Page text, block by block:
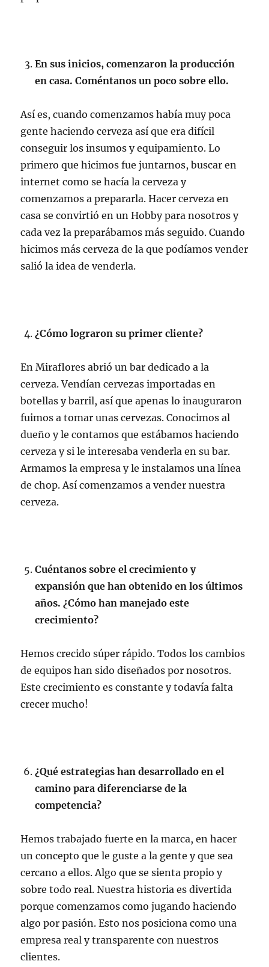
En sus inicios, comenzaron la producción
en casa. Coméntanos un poco sobre ello.
Así es, cuando comenzamos había muy poca
gente haciendo cerveza así que era difícil
conseguir los insumos y equipamiento. Lo
primero que hicimos fue juntarnos, buscar en
internet como se hacía la cerveza y
comenzamos a prepararla. Hacer cerveza en
casa se convirtió en un Hobby para nosotros y
cada vez la preparábamos más seguido. Cuando
hicimos más cerveza de la que podíamos vender
salió la idea de venderla.
¿Cómo lograron su primer cliente?
En Miraflores abrió un bar dedicado a la
cerveza. Vendían cervezas importadas en
botellas y barril, así que apenas lo inauguraron
fuimos a tomar unas cervezas. Conocimos al
dueño y le contamos que estábamos haciendo
cerveza y si le interesaba venderla en su bar.
Armamos la empresa y le instalamos una línea
de chop. Así comenzamos a vender nuestra
cerveza.
Cuéntanos sobre el crecimiento y
expansión que han obtenido en los últimos
años. ¿Cómo han manejado este
crecimiento?
Hemos crecido súper rápido. Todos los cambios
de equipos han sido diseñados por nosotros.
Este crecimiento es constante y todavía falta
crecer mucho!
¿Qué estrategias han desarrollado en el
camino para diferenciarse de la
competencia?
Hemos trabajado fuerte en la marca, en hacer
un concepto que le guste a la gente y que sea
cercano a ellos. Algo que se sienta propio y
sobre todo real. Nuestra historia es divertida
porque comenzamos como jugando haciendo
algo por pasión. Esto nos posiciona como una
empresa real y transparente con nuestros
clientes.